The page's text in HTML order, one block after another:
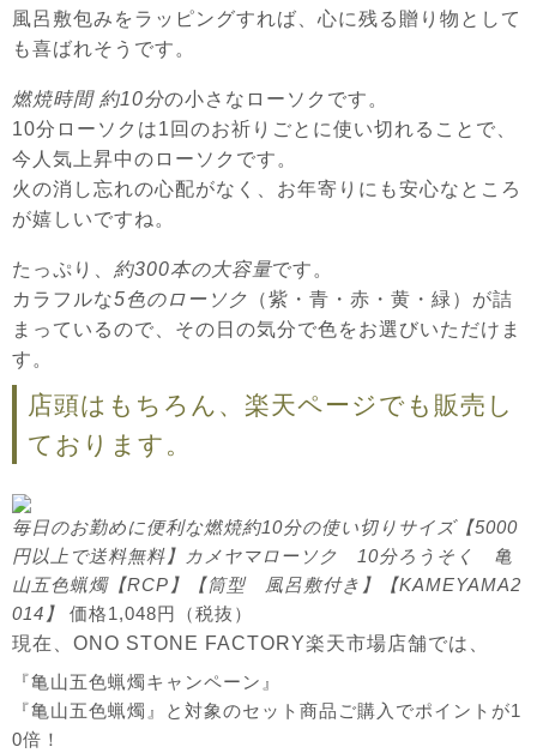
風呂敷包みをラッピングすれば、心に残る贈り物として
も喜ばれそうです。
燃焼時間 約10分の小さなローソクです。
10分ローソク は1回のお祈りごとに使い切れることで、
今人気上昇中のローソクです。
火の消し忘れの心配がなく、お年寄りにも安心なところ
が嬉しいですね。
たっぷり、 約300本の大容量です。
カラフルな5色のローソク （紫・青・赤・黄・緑）が詰
まっているので、その日の気分で色をお選びいただけま
す。
店頭はもちろん、楽天ページでも販売し
ております。
毎日のお勤めに便利な燃焼約10分の使い切りサイズ【5000
円以上で送料無料】カメヤマローソク 10分ろうそく 亀
山五色蝋燭【RCP】【筒型 風呂敷付き】【KAMEYAMA2
014】 価格1,048円（税抜）
現在、 ONO STONE FACTORY楽天市場店舗では、
『亀山五色蝋燭キャンペーン』
『亀山五色蝋燭』と対象のセット商品ご購入でポイントが1
0倍！